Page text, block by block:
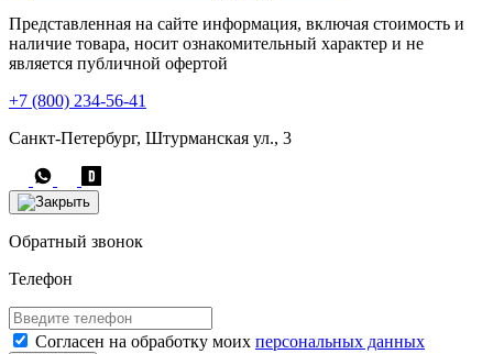
Представленная на сайте информация, включая стоимость и
наличие товара, носит ознакомительный характер и не
является публичной офертой
+7 (800) 234-56-41
Санкт-Петербург, Штурманская ул., 3
Обратный звонок
Телефон
Согласен на обработку моих персональных данных